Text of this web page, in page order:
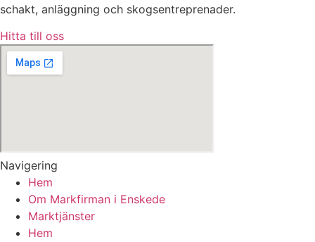
schakt, anläggning och skogsentreprenader.
Hitta till oss
Navigering
Hem
Om Markfirman i Enskede
Marktjänster
Hem